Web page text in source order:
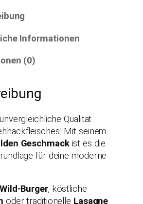
Informationen
(0)
Qualität
Mit seinem
Geschmackist es die
für deine moderne
Wild-Burger, köstliche
oder traditionelle Lasagne